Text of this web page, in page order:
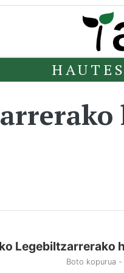
Legebiltzarrerako
Boto kopurua -